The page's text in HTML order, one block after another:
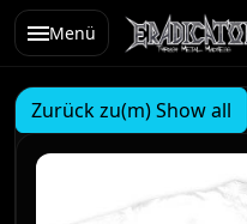
Menü
Zurück zu(m) Show all